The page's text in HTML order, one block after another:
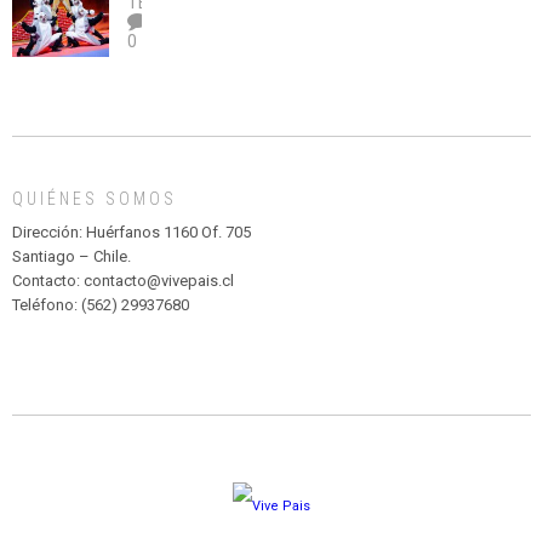
el
abuso”
TEATRO
Y
MADAGASCAR
PARQUE
HURATDO
0
QUIÉNES SOMOS
Dirección: Huérfanos 1160 Of. 705
Santiago – Chile.
Contacto: contacto@vivepais.cl
Teléfono: (562) 29937680